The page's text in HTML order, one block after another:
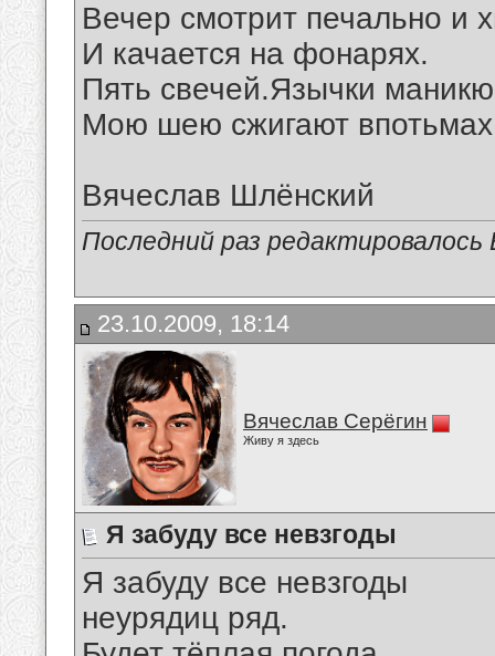
Вечер смотрит печально и
И качается на фонарях.
Пять свечей.Язычки
Мою шею сжигают
Вячеслав Шлёнский
Последний раз
23.10.2009, 18:14
Вячеслав Серёгин
Живу я здесь
Я забуду все невзгоды
Я забуду все невзгоды
неурядиц ряд.